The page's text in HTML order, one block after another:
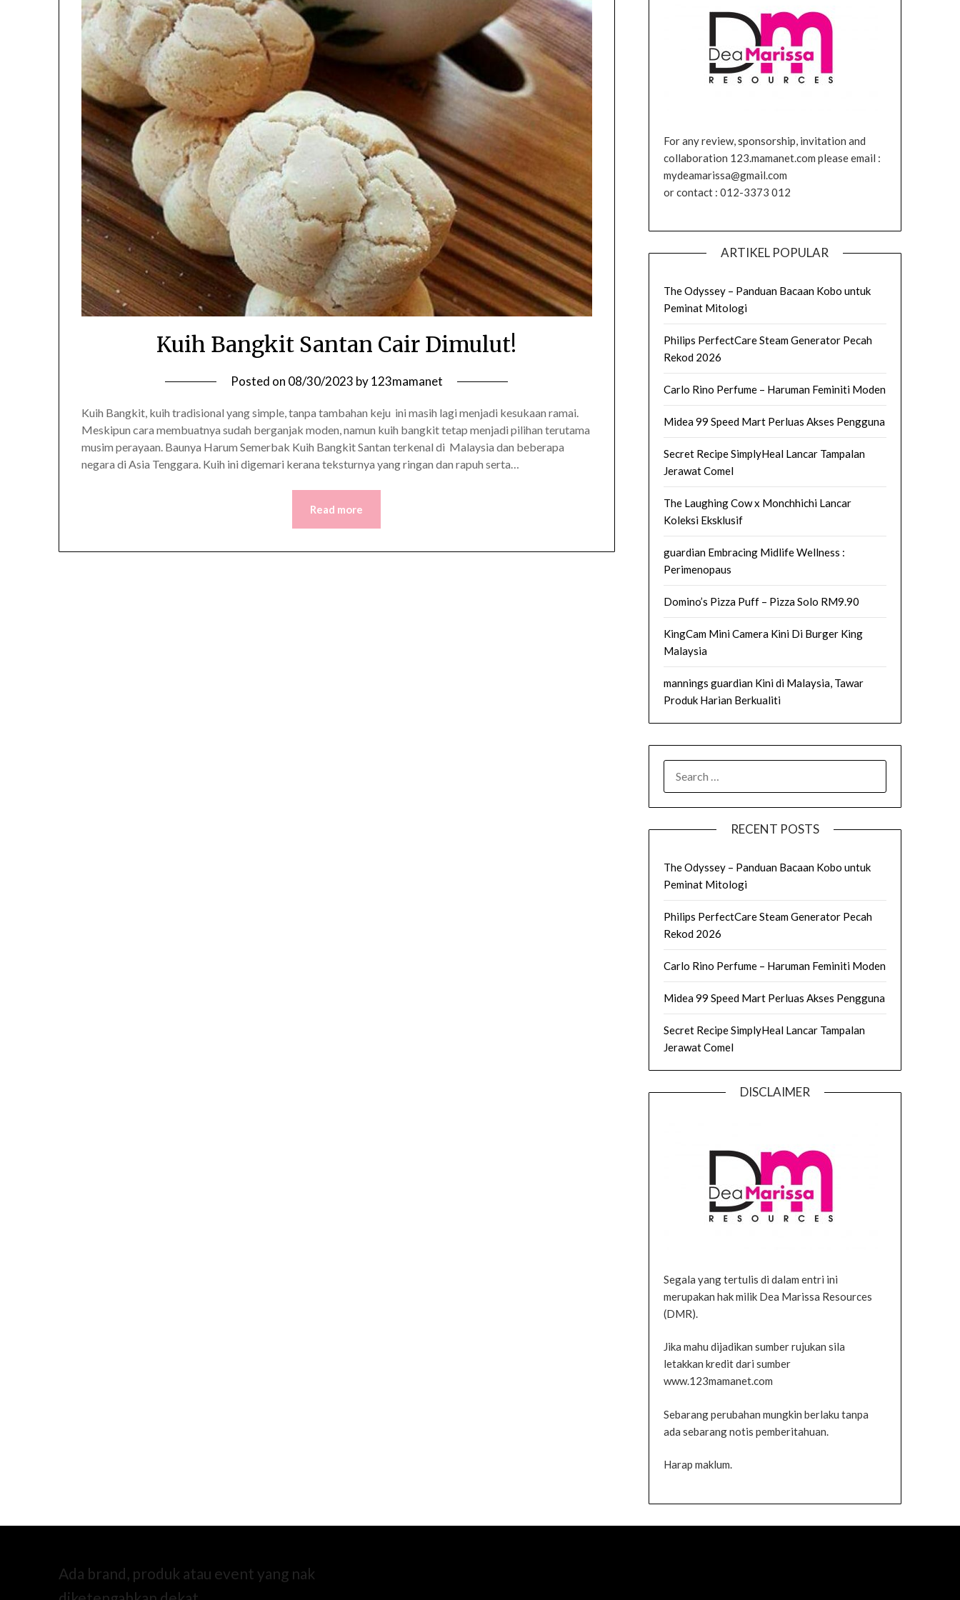
Kuih Bangkit Santan Cair Dimulut!
Posted on 08/30/2023 by123mamanet
Kuih Bangkit, kuih tradisional yang simple, tanpa tambahan keju ini masih lagi menjadi kesukaan ramai.
Meskipun cara membuatnya sudah berganjak moden, namun kuih bangkit tetap menjadi pilihan terutama
musim perayaan. Baunya Harum Semerbak Kuih Bangkit Santan terkenal di Malaysia dan beberapa
negara di Asia Tenggara. Kuih ini digemari kerana teksturnya yang ringan dan rapuh serta…
Read more
For any review, sponsorship, invitation and
collaboration 123.mamanet.com please email :
mydeamarissa@gmail.com
or contact : 012-3373 012
ARTIKEL POPULAR
The Odyssey – Panduan Bacaan Kobo untuk
Peminat Mitologi
Philips PerfectCare Steam Generator Pecah
Rekod 2026
Carlo Rino Perfume – Haruman Feminiti Moden
Midea 99 Speed Mart Perluas Akses Pengguna
Secret Recipe SimplyHeal Lancar Tampalan
Jerawat Comel
The Laughing Cow x Monchhichi Lancar
Koleksi Eksklusif
guardian Embracing Midlife Wellness :
Perimenopaus
Domino’s Pizza Puff – Pizza Solo RM9.90
KingCam Mini Camera Kini Di Burger King
Malaysia
mannings guardian Kini di Malaysia, Tawar
Produk Harian Berkualiti
FOR:
RECENT POSTS
The Odyssey – Panduan Bacaan Kobo untuk
Peminat Mitologi
Philips PerfectCare Steam Generator Pecah
Rekod 2026
Carlo Rino Perfume – Haruman Feminiti Moden
Midea 99 Speed Mart Perluas Akses Pengguna
Secret Recipe SimplyHeal Lancar Tampalan
Jerawat Comel
DISCLAIMER
Segala yang tertulis di dalam entri ini
merupakan hak milik Dea Marissa Resources
(DMR).
Jika mahu dijadikan sumber rujukan sila
letakkan kredit dari sumber
www.123mamanet.com
Sebarang perubahan mungkin berlaku tanpa
ada sebarang notis pemberitahuan.
Harap maklum.
Ada brand, produk atau event yang nak